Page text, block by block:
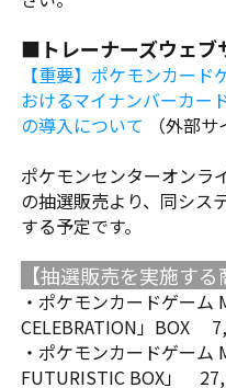
■トレーナーズウェブ
【重要】ポケモンカー
おけるマイナンバーカー
の導入について （外部
ポケモンセンターオンラ
の抽選販売より、同シス
する予定です。
【抽選販売を実施する
・ポケモンカードゲーム
CELEBRATION」BOX
・ポケモンカードゲーム
FUTURISTIC BOX」